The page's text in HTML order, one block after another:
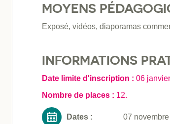
MOYENS
Exposé, vidéos, diaporamas
INFORMATIONS
Date limite d'inscription : 06
Nombre de places : 12.
Dates : 07